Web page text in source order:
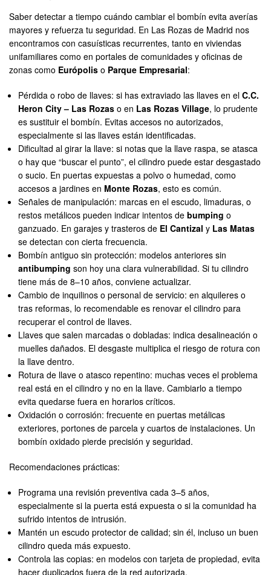
Saber detectar a tiempo cuándo cambiar el bombín evita averías
mayores y refuerza tu seguridad. En Las Rozas de Madrid nos
encontramos con casuísticas recurrentes, tanto en viviendas
unifamiliares como en portales de comunidades y oficinas de
zonas como Európolis o Parque Empresarial:
Pérdida o robo de llaves: si has extraviado las llaves en elC.C.
Heron City – Las Rozas o en Las Rozas Village, lo prudente
es sustituir el bombín. Evitas accesos no autorizados,
especialmente si las llaves están identificadas.
Dificultad al girar la llave: si notas que la llave raspa, se atasca
o hay que “buscar el punto”, el cilindro puede estar desgastado
o sucio. En puertas expuestas a polvo o humedad, como
accesos a jardines en Monte Rozas, esto es común.
Señales de manipulación: marcas en el escudo, limaduras, o
restos metálicos pueden indicar intentos debumping o
ganzuado. En garajes y trasteros de El Cantizal y Las Matas
se detectan con cierta frecuencia.
Bombín antiguo sin protección: modelos anteriores sin
antibumping son hoy una clara vulnerabilidad. Si tu cilindro
tiene más de 8–10 años, conviene actualizar.
Cambio de inquilinos o personal de servicio: en alquileres o
tras reformas, lo recomendable es renovar el cilindro para
recuperar el control de llaves.
Llaves que salen marcadas o dobladas: indica desalineación o
muelles dañados. El desgaste multiplica el riesgo de rotura con
la llave dentro.
Rotura de llave o atasco repentino: muchas veces el problema
real está en el cilindro y no en la llave. Cambiarlo a tiempo
evita quedarse fuera en horarios críticos.
Oxidación o corrosión: frecuente en puertas metálicas
exteriores, portones de parcela y cuartos de instalaciones. Un
bombín oxidado pierde precisión y seguridad.
Recomendaciones prácticas:
Programa una revisión preventiva cada 3–5 años,
especialmente si la puerta está expuesta o si la comunidad ha
sufrido intentos de intrusión.
Mantén un escudo protector de calidad; sin él, incluso un buen
cilindro queda más expuesto.
Controla las copias: en modelos con tarjeta de propiedad, evita
hacer duplicados fuera de la red autorizada.